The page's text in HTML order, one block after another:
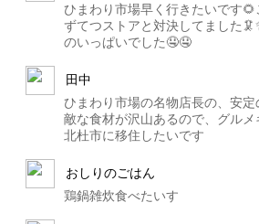
ひまわり市場早く行きたいです
ずてつストアと対決してました
のいっぱいでした🤤🤤
田中
ひまわり市場の名物店長の、安
敵な食材が沢山あるので、グル
北杜市に移住したいです
おしりのごはん
鶏鍋雑炊食べたいす